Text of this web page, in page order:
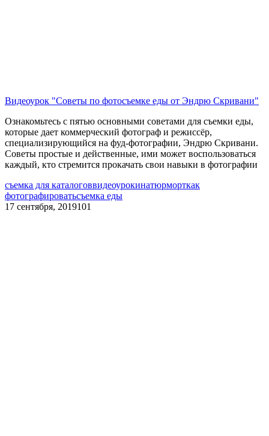
Видеоурок "Советы по фотосъемке еды от Эндрю Скривани"
Ознакомьтесь с пятью основными советами для съемки еды,
которые дает коммерческий фотограф и режиссёр,
специализирующийся на фуд-фотографии, Эндрю Скривани.
Советы простые и действенные, ими может воспользоваться
каждый, кто стремится прокачать свои навыки в фотографии
съемка для каталоговвидеоурокинатюрморткак
фотографироватьсъемка еды
17 сентября, 2019101